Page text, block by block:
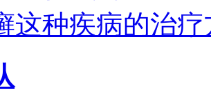
这种疾病的治疗